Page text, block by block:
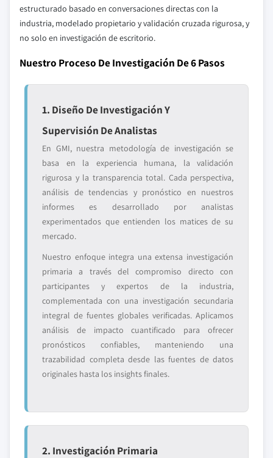
estructurado basado en conversaciones directas con la
industria, modelado propietario y validación cruzada rigurosa, y
no solo en investigación de escritorio.
Nuestro Proceso De Investigación De 6 Pasos
1. Diseño De Investigación Y
Supervisión De Analistas
En GMI, nuestra metodología de investigación se
basa en la experiencia humana, la validación
rigurosa y la transparencia total. Cada perspectiva,
análisis de tendencias y pronóstico en nuestros
informes es desarrollado por analistas
experimentados que entienden los matices de su
mercado.
Nuestro enfoque integra una extensa investigación
primaria a través del compromiso directo con
participantes y expertos de la industria,
complementada con una investigación secundaria
integral de fuentes globales verificadas. Aplicamos
análisis de impacto cuantificado para ofrecer
pronósticos confiables, manteniendo una
trazabilidad completa desde las fuentes de datos
originales hasta los insights finales.
2. Investigación Primaria